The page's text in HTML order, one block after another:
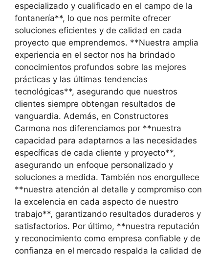
especializado y cualificado en el campo de la
fontanería**, lo que nos permite ofrecer
soluciones eficientes y de calidad en cada
proyecto que emprendemos. **Nuestra amplia
experiencia en el sector nos ha brindado
conocimientos profundos sobre las mejores
prácticas y las últimas tendencias
tecnológicas**, asegurando que nuestros
clientes siempre obtengan resultados de
vanguardia. Además, en Constructores
Carmona nos diferenciamos por **nuestra
capacidad para adaptarnos a las necesidades
específicas de cada cliente y proyecto**,
asegurando un enfoque personalizado y
soluciones a medida. También nos enorgullece
**nuestra atención al detalle y compromiso con
la excelencia en cada aspecto de nuestro
trabajo**, garantizando resultados duraderos y
satisfactorios. Por último, **nuestra reputación
y reconocimiento como empresa confiable y de
confianza en el mercado respalda la calidad de